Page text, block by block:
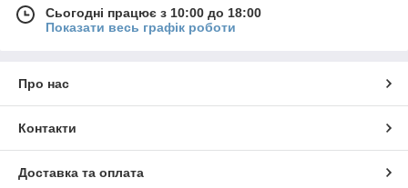
Сьогодні працює з 10:00 до 18:00
Показати весь графік роботи
Про нас
Контакти
Доставка та оплата